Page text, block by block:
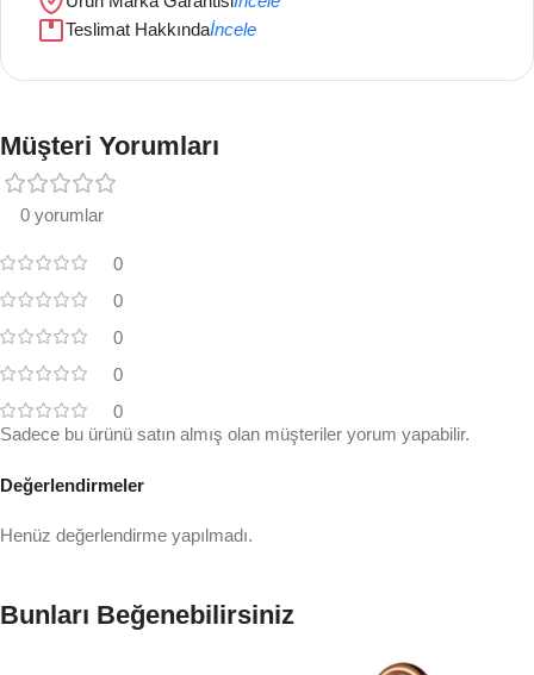
Teslimat Hakkındaİncele
Müşteri Yorumları
0 yorumlar
0
0
0
0
0
Değerlendirmeler
Henüz değerlendirme yapılmadı.
Sadece bu ürünü satın almış olan müşteriler yorum yapabilir.
Bunları Beğenebilirsiniz